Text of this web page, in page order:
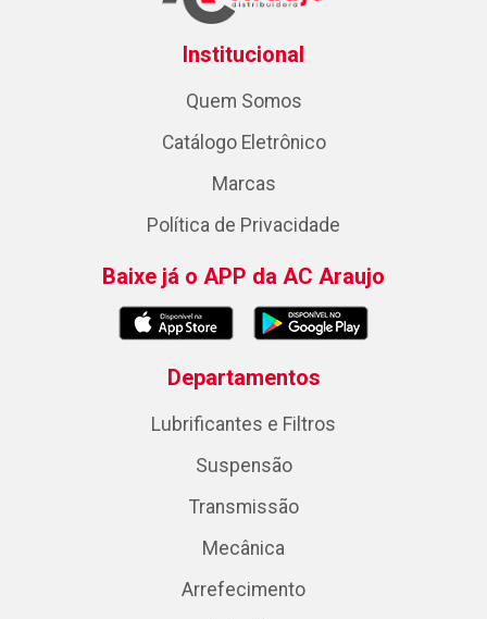
Institucional
Quem Somos
Catálogo Eletrônico
Marcas
Política de Privacidade
Baixe já o APP da AC Araujo
Departamentos
Lubrificantes e Filtros
Suspensão
Transmissão
Mecânica
Arrefecimento